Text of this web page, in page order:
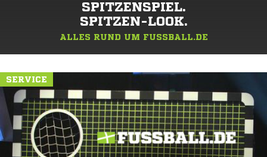
SPITZENSPIEL.
SPITZEN-LOOK.
ALLES RUND UM FUSSBALL.DE
SERVICE